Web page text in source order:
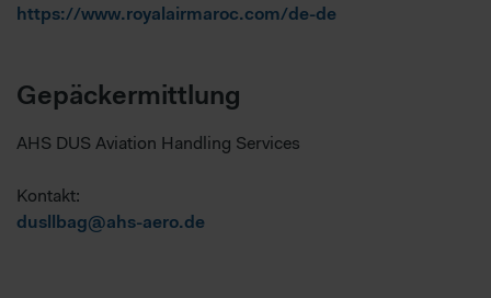
https://www.royalairmaroc.com/de-de
Gepäckermittlung
AHS DUS Aviation Handling Services
Kontakt:
dusllbag@ahs-aero.de